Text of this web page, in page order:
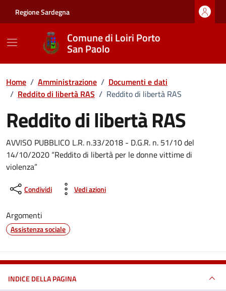
Regione Sardegna
Comune di Loiri Porto
San Paolo
Home / Amministrazione / Documenti e dati
/ Reddito di libertà RAS / Reddito di libertà RAS
Reddito di libertà RAS
Dettagli del documento
AVVISO PUBBLICO L.R. n.33/2018 - D.G.R. n. 51/10 del
14/10/2020 “Reddito di libertà per le donne vittime di
violenza”
Condividi Vedi azioni
Argomenti
Assistenza sociale
INDICE DELLA PAGINA